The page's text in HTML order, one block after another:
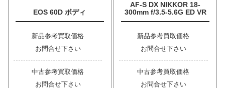
EOS 60D ボディ
新品参考買取価格
お問合せ下さい
中古参考買取価格
お問合せ下さい
AF-S DX NIKKOR 18-
300mm f/3.5-5.6G ED VR
新品参考買取価格
お問合せ下さい
中古参考買取価格
お問合せ下さい